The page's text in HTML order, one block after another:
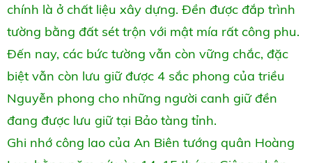
chính là ở chất liệu xây dựng. Đền được đắp trình
tường bằng đất sét trộn với mật mía rất công phu.
Đến nay, các bức tường vẫn còn vững chắc, đặc
biệt vẫn còn lưu giữ được 4 sắc phong của triều
Nguyễn phong cho những người canh giữ đền
đang được lưu giữ tại Bảo tàng tỉnh.
Ghi nhớ công lao của An Biên tướng quân Hoàng